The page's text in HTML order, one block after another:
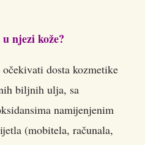
njezi kože?
dosta kozmetike
biljnih ulja, sa
namijenjenim
(mobitela, računala,